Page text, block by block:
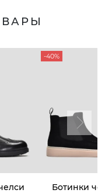
-40%
Ботинки